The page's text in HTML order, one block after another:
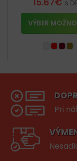
s
VÝBER
Pri